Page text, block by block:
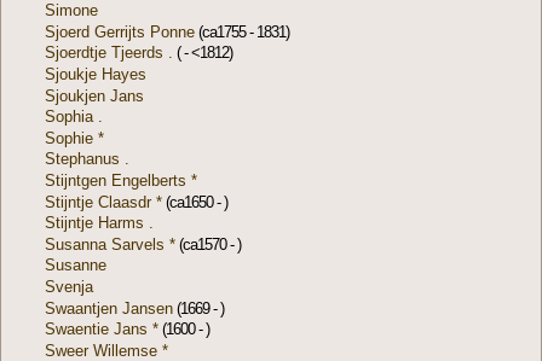
Simone
Sjoerd Gerrijts Ponne (ca1755 - 1831)
Sjoerdtje Tjeerds . ( - <1812)
Sjoukje Hayes
Sjoukjen Jans
Sophia .
Sophie *
Stephanus .
Stijntgen Engelberts *
Stijntje Claasdr * (ca1650 - )
Stijntje Harms .
Susanna Sarvels * (ca1570 - )
Susanne
Svenja
Swaantjen Jansen (1669 - )
Swaentie Jans * (1600 - )
Sweer Willemse *